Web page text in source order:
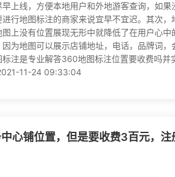
上线，方便本地用户和外地游客查询，如
行地图标注的商家来说宜早不宜迟。其次
图上没有位置展现无形中就降低了在用户心
因为地图可以展示店铺地址，电话，品牌词
注是专业解答360地图标注位置要收费吗
11-24 09:33:04
心铺位置，但是要收费3百元，注